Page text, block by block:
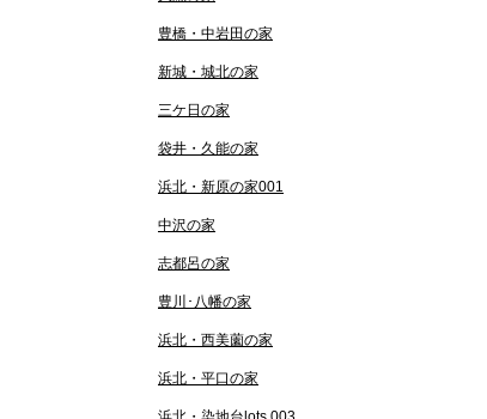
豊橋・中岩田の家
新城・城北の家
三ケ日の家
袋井・久能の家
浜北・新原の家001
中沢の家
志都呂の家
豊川･八幡の家
浜北・西美薗の家
浜北・平口の家